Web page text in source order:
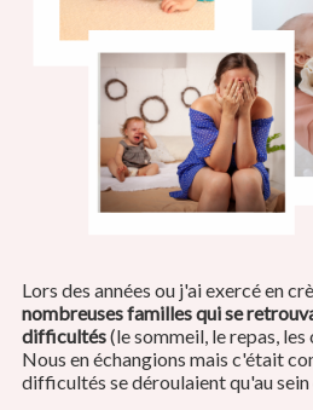
Lors des années ou j'ai exercé en
nombreuses familles qui se
difficultés(le sommeil, le repas, les
Nous en échangions mais c'était c
difficultés se déroulaient qu'au